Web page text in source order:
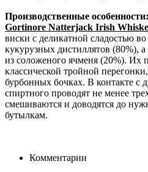
Производственные особенности:
Gortinore Natterjack Irish
виски с деликатной сладостью во
кукурузных дистиллятов (80%),
из соложеного ячменя (20%). Их
классической тройной
бурбонных бочках. В контакте с
спиртного проводят не менее
смешиваются и доводятся до
бутылкам.
Комментарии